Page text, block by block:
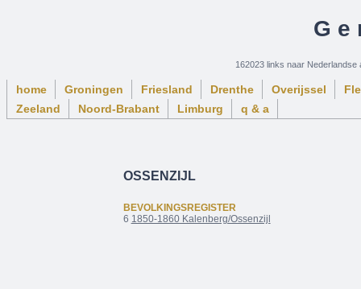
162023 links naar
home Groningen Friesland Drenthe Overijssel
Zeeland
Noord-Brabant Limburg q & a
OSSENZIJL
BEVOLKINGSREGISTER
6 1850-1860 Kalenberg/Ossenzijl